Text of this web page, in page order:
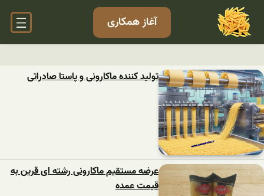
آغاز همکاری
تولید کننده ماکارونی و پاستا صادراتی
عرضه مستقیم ماکارونی رشته ای قرین به
قیمت عمده